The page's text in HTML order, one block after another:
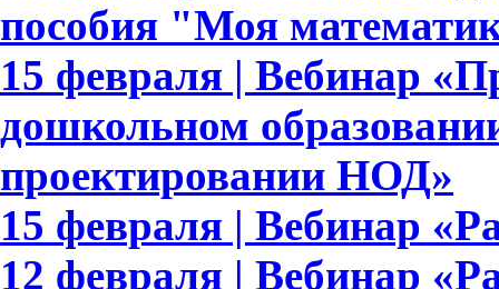
пособия "Моя
15 февраля | Вебинар
дошкольном
проектировании НОД»
15 февраля | Вебинар
12 февраля | Вебинар